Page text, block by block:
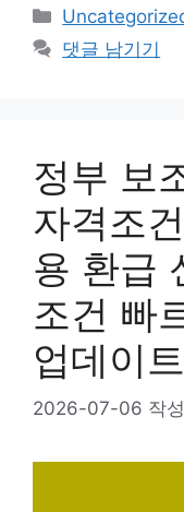
카
테
댓글 남기기
정부 보
자격조
용 환급
조건 빠
업데이트
2026-07-06 작